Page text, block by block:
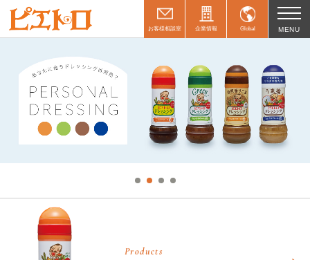
お客様相談室 企業情報 Global MENU
Products